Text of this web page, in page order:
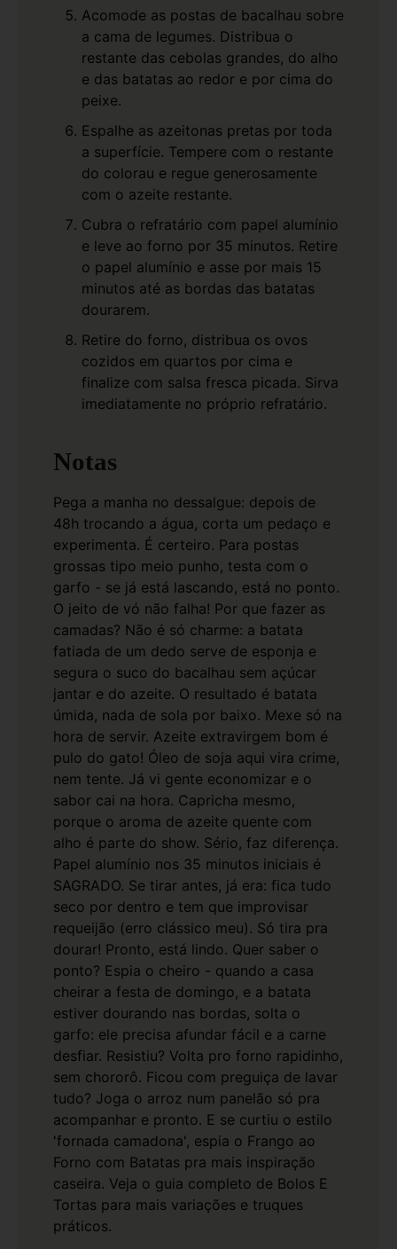
Acomode as postas de bacalhau sobre
a cama de legumes. Distribua o
restante das cebolas grandes, do alho
e das batatas ao redor e por cima do
peixe.
Espalhe as azeitonas pretas por toda
a superfície. Tempere com o restante
do colorau e regue generosamente
com o azeite restante.
Cubra o refratário com papel alumínio
e leve ao forno por 35 minutos. Retire
o papel alumínio e asse por mais 15
minutos até as bordas das batatas
dourarem.
Retire do forno, distribua os ovos
cozidos em quartos por cima e
finalize com salsa fresca picada. Sirva
imediatamente no próprio refratário.
Notas
Pega a manha no dessalgue: depois de
48h trocando a água, corta um pedaço e
experimenta. É certeiro. Para postas
grossas tipo meio punho, testa com o
garfo - se já está lascando, está no ponto.
O jeito de vó não falha! Por que fazer as
camadas? Não é só charme: a batata
fatiada de um dedo serve de esponja e
segura o suco do bacalhau sem açúcar
jantar e do azeite. O resultado é batata
úmida, nada de sola por baixo. Mexe só na
hora de servir. Azeite extravirgem bom é
pulo do gato! Óleo de soja aqui vira crime,
nem tente. Já vi gente economizar e o
sabor cai na hora. Capricha mesmo,
porque o aroma de azeite quente com
alho é parte do show. Sério, faz diferença.
Papel alumínio nos 35 minutos iniciais é
SAGRADO. Se tirar antes, já era: fica tudo
seco por dentro e tem que improvisar
requeijão (erro clássico meu). Só tira pra
dourar! Pronto, está lindo. Quer saber o
ponto? Espia o cheiro - quando a casa
cheirar a festa de domingo, e a batata
estiver dourando nas bordas, solta o
garfo: ele precisa afundar fácil e a carne
desfiar. Resistiu? Volta pro forno rapidinho,
sem chororô. Ficou com preguiça de lavar
tudo? Joga o arroz num panelão só pra
acompanhar e pronto. E se curtiu o estilo
'fornada camadona', espia o Frango ao
Forno com Batatas pra mais inspiração
caseira. Veja o guia completo de Bolos E
Tortas para mais variações e truques
práticos.